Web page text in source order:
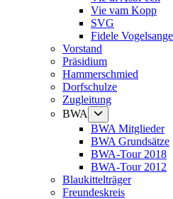
Vie vam Kopp
SVG
Fidele
Vorstand
Präsidium
Hammerschmied
Dorfschulze
Zugleitung
BWA
anzeigen
BWA Mitglieder
BWA Grundsätze
BWA-Tour 2018
BWA-Tour 2012
Blaukittelträger
Freundeskreis